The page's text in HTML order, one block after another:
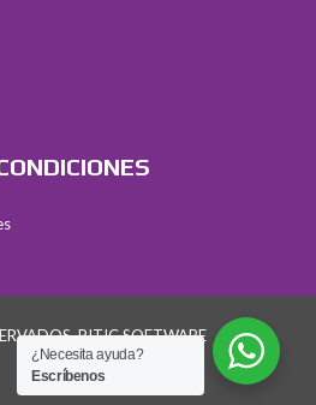
PITIC SOFTWARE
¿Necesita ayuda?
Escríbenos